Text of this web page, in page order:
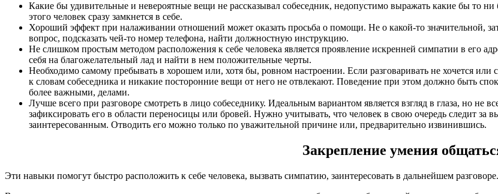
Какие бы удивительные и невероятные вещи не рассказывал собеседник, недопустимо выражать какие бы то
этого человек сразу замкнется в себе.
Хороший эффект при налаживании отношений может оказать просьба о помощи. Не о какой-то значительной,
вопрос, подсказать чей-то номер телефона, найти должностную инструкцию.
Не слишком простым методом расположения к себе человека является проявление искренней симпатии в его
себя на благожелательный лад и найти в нем положительные черты.
Необходимо самому пребывать в хорошем или, хотя бы, ровном настроении. Если разговаривать не хочется или
к словам собеседника и никакие посторонние вещи от него не отвлекают. Поведение при этом должно быть
более важными, делами.
Лучше всего при разговоре смотреть в лицо собеседнику. Идеальным вариантом является взгляд в глаза, но не
зафиксировать его в области переносицы или бровей. Нужно учитывать, что человек в свою очередь следит
заинтересованным. Отводить его можно только по уважительной причине или, предварительно извинившись.
Закрепление умения
Эти навыки помогут быстро расположить к себе человека, вызвать симпатию, заинтересовать в дальнейшем разговоре.